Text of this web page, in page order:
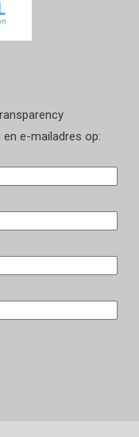
e-mailadres op: